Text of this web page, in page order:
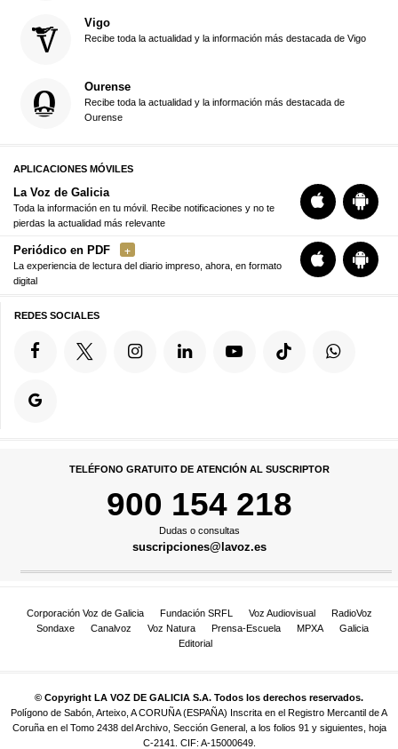
Vigo
Recibe toda la actualidad y la información más destacada de Vigo
Ourense
Recibe toda la actualidad y la información más destacada de
Ourense
APLICACIONES MÓVILES
La Voz de Galicia
Toda la información en tu móvil. Recibe notificaciones y no te
pierdas la actualidad más relevante
Periódico en PDF
La experiencia de lectura del diario impreso, ahora, en formato
digital
REDES SOCIALES
TELÉFONO GRATUITO DE ATENCIÓN AL SUSCRIPTOR
900 154 218
Dudas o consultas
suscripciones@lavoz.es
Corporación Voz de Galicia Fundación SRFL Voz Audiovisual
RadioVoz
Sondaxe
Canalvoz Voz Natura Prensa-Escuela MPXA
Galicia
Editorial
© Copyright LA VOZ DE GALICIA S.A. Todos los derechos reservados.
Polígono de Sabón, Arteixo, A CORUÑA (ESPAÑA) Inscrita en el Registro Mercantil de A
Coruña en el Tomo 2438 del Archivo, Sección General, a los folios 91 y siguientes, hoja
C-2141. CIF: A-15000649.